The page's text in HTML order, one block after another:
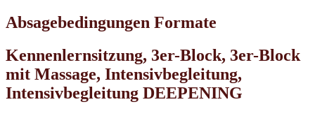
Absagebedingungen Formate
Kennenlernsitzung, 3er-Block, 3er-Block
mit Massage, Intensivbegleitung,
Intensivbegleitung DEEPENING